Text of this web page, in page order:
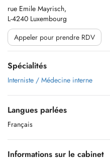
rue Emile Mayrisch,
L-4240 Luxembourg
Appeler pour prendre RDV
Spécialités
Interniste / Médecine interne
Langues parlées
Français
Informations sur le cabinet